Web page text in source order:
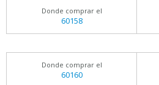
Donde comprar el
60158
Donde comprar el
60160